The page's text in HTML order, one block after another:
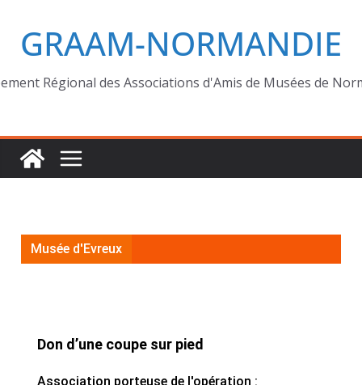
GRAAM-NORMANDIE
Régional des Associations d'Amis de Musées de
Musée d'Evreux
Don d’une coupe sur pied
Association porteuse de l'opération :